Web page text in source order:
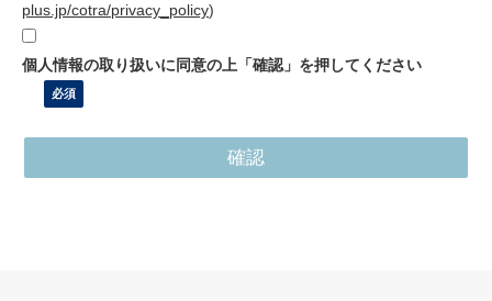
plus.jp/cotra/privacy_policy)
個人情報の取り扱いに同意の上「確認」を押してください